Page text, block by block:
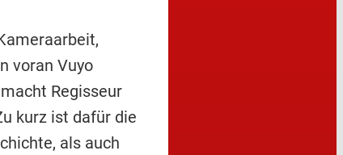
voran Vuyo
Regisseur
kurz ist dafür die
als auch